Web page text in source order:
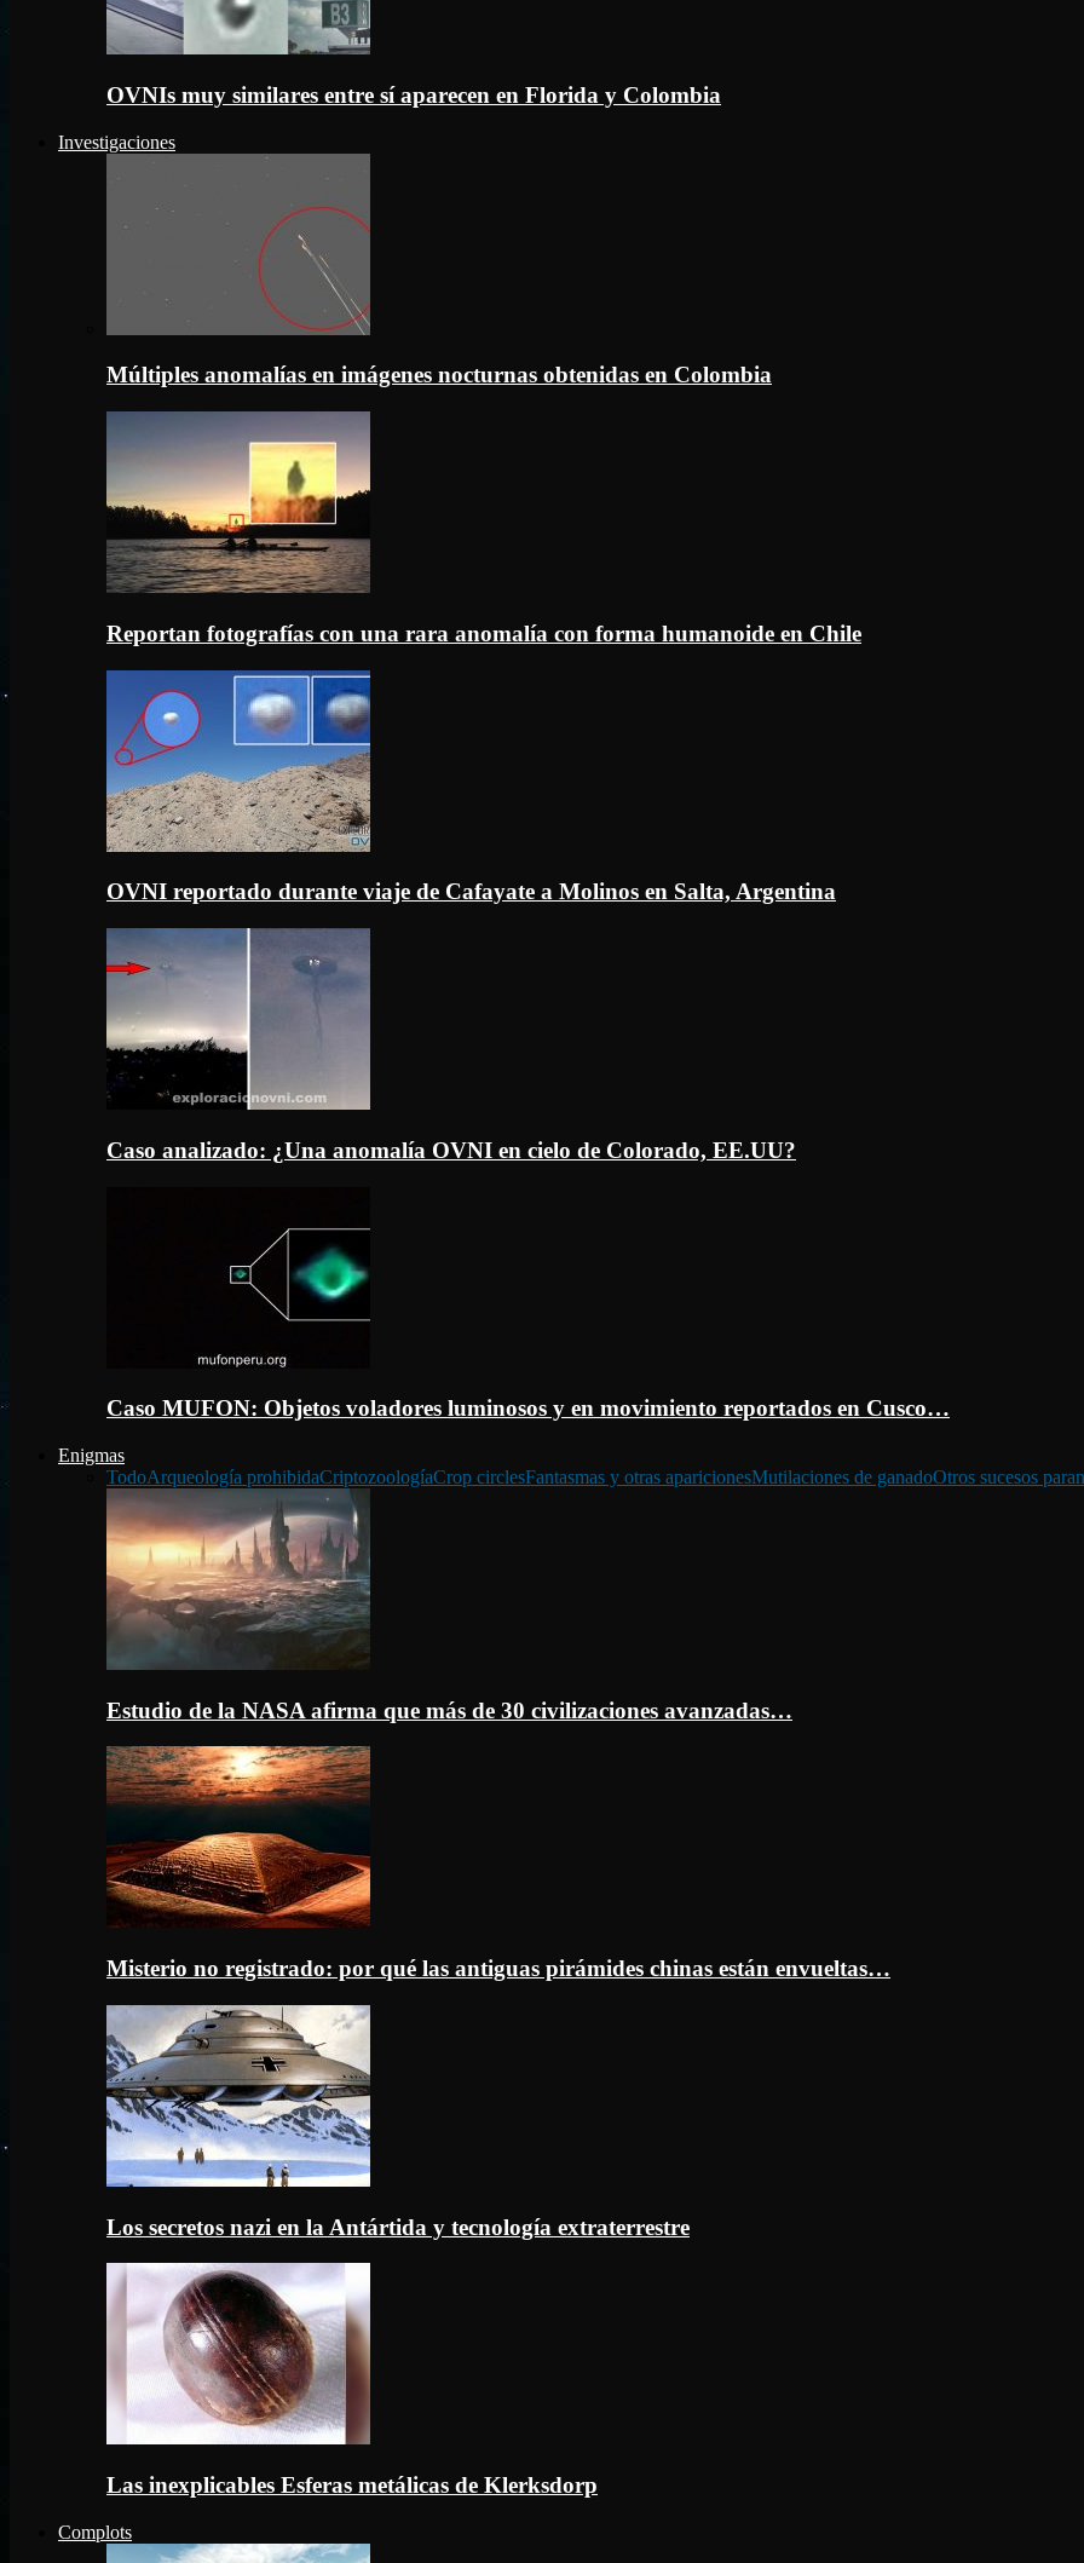
OVNIs muy similares entre sí aparecen en Florida y Colombia
Investigaciones
Múltiples anomalías en imágenes nocturnas obtenidas en Colombia
Reportan fotografías con una rara anomalía con forma humanoide en Chile
OVNI reportado durante viaje de Cafayate a Molinos en Salta, Argentina
Caso analizado: ¿Una anomalía OVNI en cielo de Colorado, EE.UU?
Caso MUFON: Objetos voladores luminosos y en movimiento reportados en Cusco…
Enigmas
TodoArqueología prohibidaCriptozoologíaCrop circlesFantasmas y otras aparicionesMutilaciones de ganadoOtros sucesos
Estudio de la NASA afirma que más de 30 civilizaciones avanzadas…
Misterio no registrado: por qué las antiguas pirámides chinas están envueltas…
Los secretos nazi en la Antártida y tecnología extraterrestre
Las inexplicables Esferas metálicas de Klerksdorp
Complots